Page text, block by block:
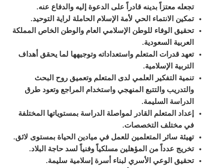
تجعله معتزاً بدينه قادراً على الدعوة إليه والدفاع عنه.
تمكين الانتماء الحي لأمة الإسلام الحاملة لراية التوحيد.
تحقيق الوفاء للوطن الإسلامي العام والوطن الخاص المملكة
العربية السعودية.
تعهد قدرات المتعلم واستعداداته وتوجيهها لما يحقق أهداف
التربية الإسلامية.
تنمية التفكير العلمي لدى المتعلم وتعميق روح البحث
والتدريب والتتبع المنهجي واستخدام المراجع وتعود طرق
الدراسة السليمة.
إعداد المتعلم القادر لمواصلة الدراسة بمستوياتها المختلفة
في مختلف التخصصات.
تهيئة سائر المتعلمين للعمل في ميادين الحياة بمستوى لائق.
تخريج عدداً من المؤهلين مسلكياً وفنياً لسد حاجة البلاد.
تحقيق الوعي الأسري لبناء أسرة إسلامية سليمة.